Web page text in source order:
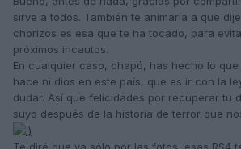
sirve a todos. También te animaría a que
chorizos es esa que te ha tocado, para
próximos incautos.
En cualquier caso, chapó, has hecho lo
hace ni dios en este país, que es ir con la
dudar. Así que felicidades por recuperar tu
suyo después de la historia de terror que